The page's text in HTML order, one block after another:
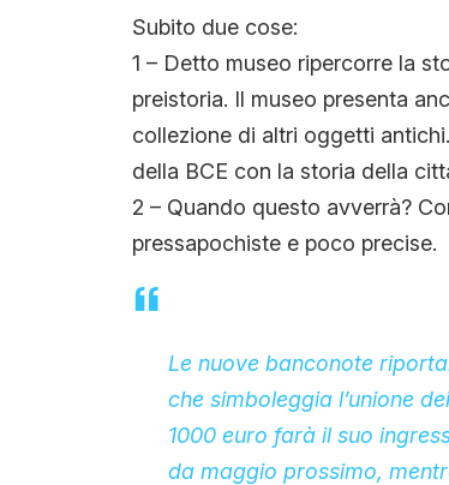
Subito due cose:
1 – Detto museo ripercorre la
preistoria. Il museo presenta
collezione di altri oggetti
della BCE con la storia della
2 – Quando questo avverrà?
pressapochiste e poco precise.
Le nuove banconote
che simboleggia l’unione
1000 euro farà il suo
da maggio prossimo,